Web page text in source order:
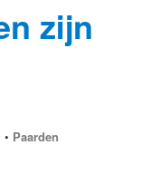
zijn
• Paarden